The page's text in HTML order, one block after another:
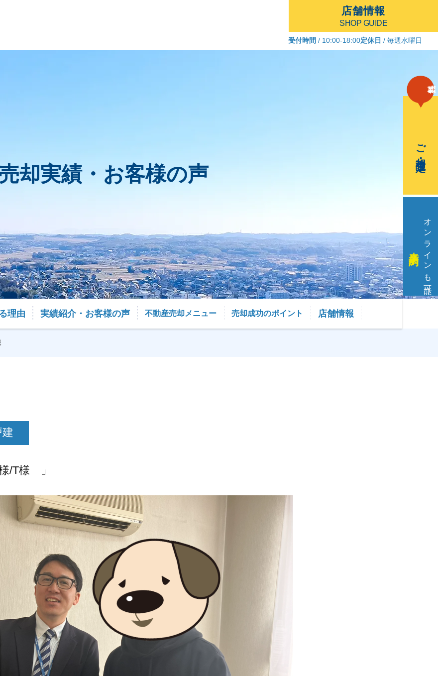
店舗情報
SHOP GUIDE
受付時間 / 10:00-18:00定休日 / 毎週水曜日
ご相談・査定
オンラインも可能
却実績・お客様の声
理由 実績紹介・お客様の声 不動産売却メニュー 売却成功のポイント 店舗情報
/T様 」